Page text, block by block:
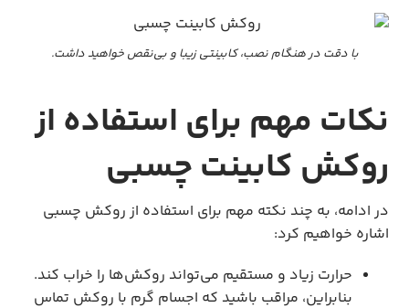
با دقت در هنگام نصب، کابینتی زیبا و بی‌نقص خواهید داشت.
نکات مهم برای استفاده از
روکش کابینت چسبی
در ادامه، به چند نکته مهم برای استفاده از روکش چسبی
اشاره خواهیم کرد:
حرارت زیاد و مستقیم می‌تواند روکش‌ها را خراب کند.
بنابراین، مراقب باشید که اجسام گرم با روکش تماس